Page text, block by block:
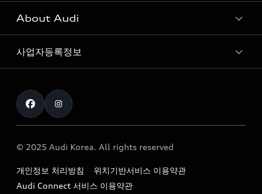
S range
아우디 신차 재고
아우디 모델 비교하기
아우디 공식 인증 중고차
The new Audi A6 Taste Drive 이벤트
고객안내
Audi Connect
myAudiworld
내비게이션 데이터 다운로드
아우디 영상 매뉴얼
서비스 센터
About Audi
아우디 브랜드
Formula 1
Audi Story
아우디코리아 소식
아우디코리아 소개
사업자등록정보
통신판매업신고번호 : 2024-서울종로-1079
대표자명 : 틸 셰어
딩)
이메일 : audi_m@audi-ccc.co.kr
© 2025 Audi Korea. All rights reserved
개인정보 처리방침
위치기반서비스 이용약관
Audi Connect 서비스 이용약관